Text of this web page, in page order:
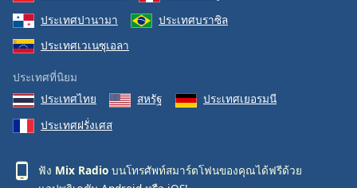
ประเทศปานามา
ประเทศบราซิล
ประเทศเวเนซุเอลา
ประเทศที่นิยม
ประเทศไทย
สหรัฐ
ประเทศเยอรมนี
ประเทศฝรั่งเศส
ฟัง Mix Radio บนโทรศัพท์สมาร์ตโฟนของคุณได้ฟรีด้วย